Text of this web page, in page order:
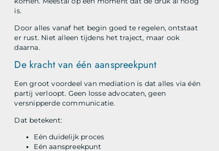
is.
Door alles vanaf het begin goed te regelen, ontstaat
er rust. Niet alleen tijdens het traject, maar ook
daarna.
De kracht van één aanspreekpunt
Een groot voordeel van mediation is dat alles via één
partij verloopt. Geen losse advocaten, geen
versnipperde communicatie.
Dat betekent:
Eén duidelijk proces
Eén aanspreekpunt